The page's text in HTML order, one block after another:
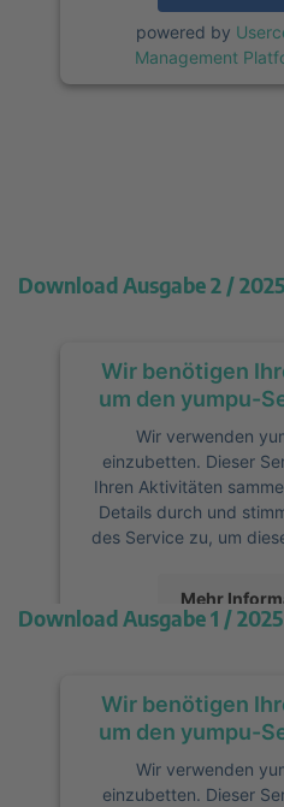
powered by
Management
Download Ausgabe2 / 2025
Wir benötigen
um den yumpu-
Wir verwenden
einzubetten. Dieser
Ihren Aktivitäten
Details durch und
des Service zu, um
Mehr
powered by
Management
Download Ausgabe 1 / 2025
Wir benötigen
um den yumpu-
Wir verwenden
einzubetten. Dieser